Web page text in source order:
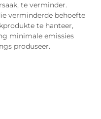
te verminder.
verminderde behoefte
te hanteer,
minimale emissies
produseer.